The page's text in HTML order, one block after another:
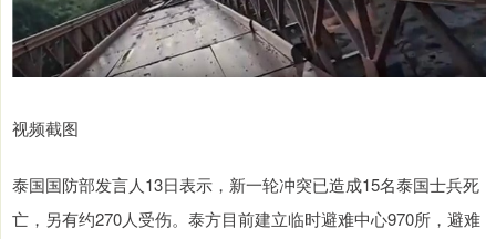
视频截图
泰国国防部发言人13日表示，新一轮冲突已造成15名泰国士兵死
亡，另有约270人受伤。泰方目前建立临时避难中心970所，避难